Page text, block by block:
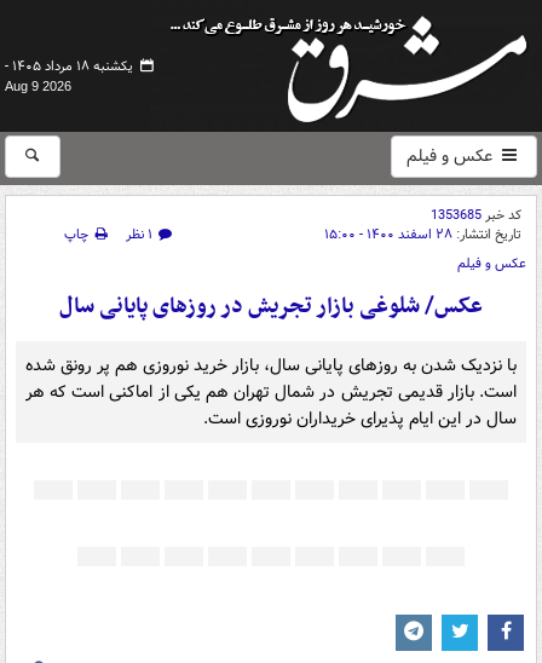
یکشنبه ۱۸ مرداد ۱۴۰۵ -
Aug 9 2026
عکس و فیلم
کد خبر1353685
تاریخ انتشار: ۲۸ اسفند ۱۴۰۰ - ۱۵:۰۰ ۱ نظر
چاپ
عکس و فیلم
عکس/ شلوغی بازار تجریش در روزهای پایانی سال
با نزدیک شدن به روزهای پایانی سال، بازار خرید نوروزی هم پر رونق شده
است. بازار قدیمی تجریش در شمال تهران هم یکی از اماکنی است که هر
سال در این ایام پذیرای خریداران نوروزی است.